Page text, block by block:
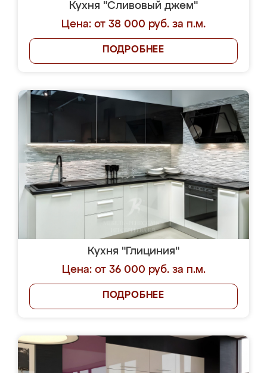
Кухня "Сливовый джем"
Цена: от 38 000 руб. за п.м.
ПОДРОБНЕЕ
Кухня "Глициния"
Цена: от 36 000 руб. за п.м.
ПОДРОБНЕЕ